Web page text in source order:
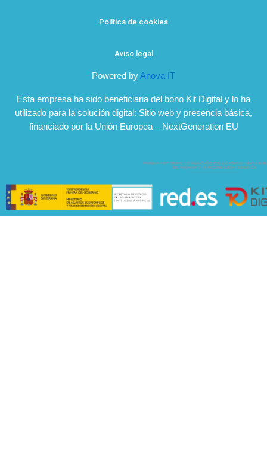
Política de cookies
Aviso legal
Powered byAnova IT
Esta empresa ha sido beneficiaria del bono Kit Digital y lo ha
utilizado para la solución digital: Sitio web y presencia básica,
financiado por la Unión Europea – NextGeneration EU